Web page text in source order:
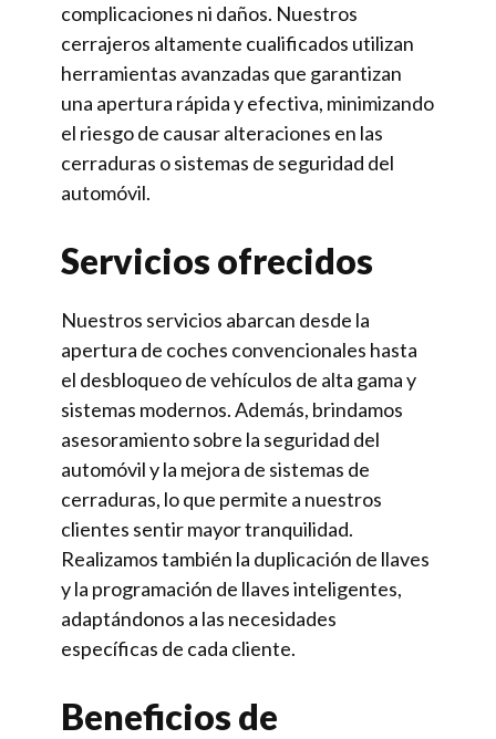
complicaciones ni daños. Nuestros
cerrajeros altamente cualificados utilizan
herramientas avanzadas que garantizan
una apertura rápida y efectiva, minimizando
el riesgo de causar alteraciones en las
cerraduras o sistemas de seguridad del
automóvil.
Servicios ofrecidos
Nuestros servicios abarcan desde la
apertura de coches convencionales hasta
el desbloqueo de vehículos de alta gama y
sistemas modernos. Además, brindamos
asesoramiento sobre la seguridad del
automóvil y la mejora de sistemas de
cerraduras, lo que permite a nuestros
clientes sentir mayor tranquilidad.
Realizamos también la duplicación de llaves
y la programación de llaves inteligentes,
adaptándonos a las necesidades
específicas de cada cliente.
Beneficios de